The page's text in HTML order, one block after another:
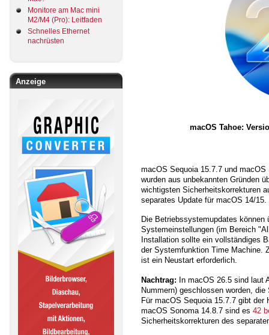
Monitore am Mac mini
M2/M4 (Pro): Leitfaden
Schnelles Ethernet
nachrüsten
Anzeige
macOS Tahoe:
macOS Sequoia 15.7.7 und
wurden aus unbekannten Gründen
wichtigsten Sicherheitskorrekturen
separates Update für macOS 14/15.
Die Betriebssystemupdates
Systemeinstellungen (im Bereich
Installation sollte ein vollständiges
der Systemfunktion Time Machine.
ist ein Neustart erforderlich.
Nachtrag: In macOS 26.5 sind laut
Nummern) geschlossen worden,
Für macOS Sequoia 15.7.7 gibt der
macOS Sonoma 14.8.7 sind es 42
Sicherheitskorrekturen des